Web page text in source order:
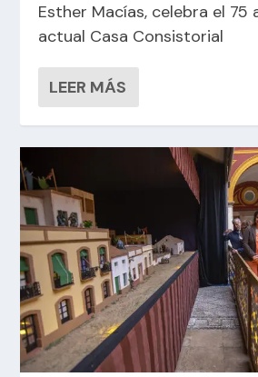
Esther Macías, celebra el 75
actual Casa Consistorial
LEER MÁS